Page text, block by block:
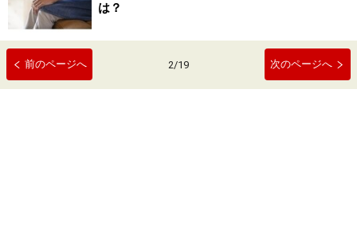
は？
前のページへ 2/19 次のページへ